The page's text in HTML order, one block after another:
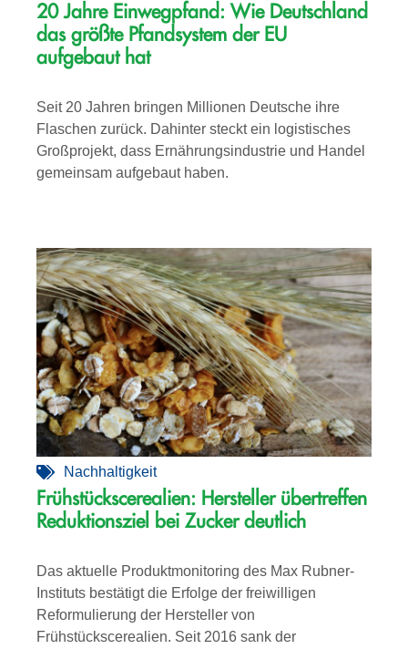
20 Jahre Einwegpfand: Wie Deutschland
das größte Pfandsystem der EU
aufgebaut hat
Seit 20 Jahren bringen Millionen Deutsche ihre
Flaschen zurück. Dahinter steckt ein logistisches
Großprojekt, dass Ernährungsindustrie und Handel
gemeinsam aufgebaut haben.
Nachhaltigkeit
Frühstückscerealien: Hersteller übertreffen
Reduktionsziel bei Zucker deutlich
Das aktuelle Produktmonitoring des Max Rubner-
Instituts bestätigt die Erfolge der freiwilligen
Reformulierung der Hersteller von
Frühstückscerealien. Seit 2016 sank der